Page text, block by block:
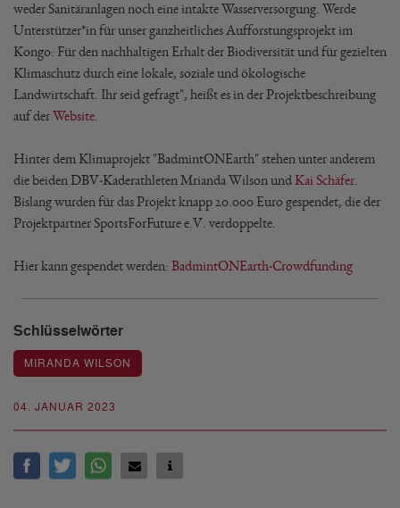
04. JANUAR 2023
weder Sanitäranlagen noch eine intakte Wasserversorgung. Werde
Unterstützer*in für unser ganzheitliches Aufforstungsprojekt im
Kongo: Für den nachhaltigen Erhalt der Biodiversität und für gezielten
Klimaschutz durch eine lokale, soziale und ökologische
Landwirtschaft. Ihr seid gefragt", heißt es in der Projektbeschreibung
auf derWebsite
Hinter dem Klimaprojekt "BadmintONEarth" stehen unter anderem
die beiden DBV-Kaderathleten Mrianda Wilson undKai Schäfer
Bislang wurden für das Projekt knapp 20.000 Euro gespendet, die der
Projektpartner SportsForFuture e.V. verdoppelte.
Hier kann gespendet werden: BadmintONEarth-Crowdfunding
Schlüsselwörter
MIRANDA WILSON